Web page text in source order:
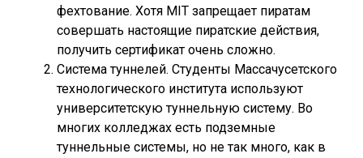
фехтование. Хотя MIT запрещает пиратам
совершать настоящие пиратские действия,
получить сертификат очень сложно.
Система туннелей. Студенты Массачусетского
технологического института используют
университетскую туннельную систему. Во
многих колледжах есть подземные
туннельные системы, но не так много, как в